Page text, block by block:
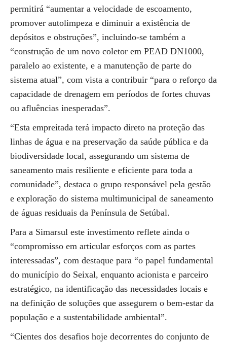
permitirá “aumentar a velocidade de escoamento,
promover autolimpeza e diminuir a existência de
depósitos e obstruções”, incluindo-se também a
“construção de um novo coletor em PEAD DN1000,
paralelo ao existente, e a manutenção de parte do
sistema atual”, com vista a contribuir “para o reforço da
capacidade de drenagem em períodos de fortes chuvas
ou afluências inesperadas”.
“Esta empreitada terá impacto direto na proteção das
linhas de água e na preservação da saúde pública e da
biodiversidade local, assegurando um sistema de
saneamento mais resiliente e eficiente para toda a
comunidade”, destaca o grupo responsável pela gestão
e exploração do sistema multimunicipal de saneamento
de águas residuais da Península de Setúbal.
Para a Simarsul este investimento reflete ainda o
“compromisso em articular esforços com as partes
interessadas”, com destaque para “o papel fundamental
do município do Seixal, enquanto acionista e parceiro
estratégico, na identificação das necessidades locais e
na definição de soluções que assegurem o bem-estar da
população e a sustentabilidade ambiental”.
“Cientes dos desafios hoje decorrentes do conjunto de